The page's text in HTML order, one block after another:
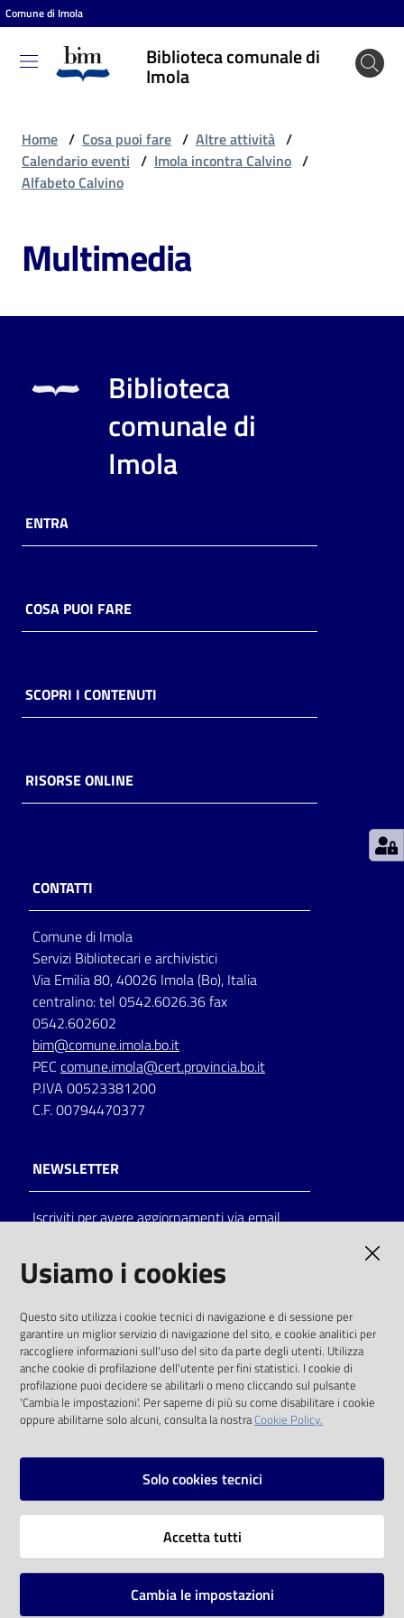
Vai al contenuto
Vai alla navigazione
Vai al footer
Comune di Imola
Biblioteca comunale di
Imola
Biblioteca
comunale
Cosa
fare
Scopri
online
Piani
Decentrate
Seguici
su
on line
Eventi
Chiedi al
bibliotecario
Avvisi
Home / Cosa puoi fare / Altre attività /
Calendario eventi / Imola incontra Calvino /
Alfabeto Calvino
Multimedia
Biblioteca
comunale di
Imola
ENTRA
COSA PUOI FARE
SCOPRI I CONTENUTI
RISORSE ONLINE
CONTATTI
Comune di Imola
Servizi Bibliotecari e archivistici
Via Emilia 80, 40026 Imola (Bo), Italia
centralino: tel 0542.6026.36 fax
0542.602602
bim@comune.imola.bo.it
PEC comune.imola@cert.provincia.bo.it
P.IVA 00523381200
C.F. 00794470377
NEWSLETTER
Iscriviti per avere aggiornamenti via email
solo alle condizioni previste dalla direttiva
comunitaria 2003/98/CE e dal d.lgs. 36/2006
SOCIAL
Instagram
Vai alla pagina
Usiamo i cookies
Questo sito utilizza i cookie tecnici di navigazione e di sessione per
garantire un miglior servizio di navigazione del sito, e cookie analitici per
raccogliere informazioni sull'uso del sito da parte degli utenti. Utilizza
anche cookie di profilazione dell'utente per fini statistici. I cookie di
profilazione puoi decidere se abilitarli o meno cliccando sul pulsante
'Cambia le impostazioni'. Per saperne di più su come disabilitare i cookie
oppure abilitarne solo alcuni, consulta la nostraCookie Policy.
Solo cookies tecnici
Accetta tutti
Cambia le impostazioni